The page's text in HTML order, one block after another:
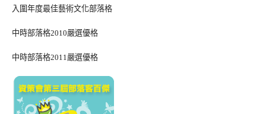
入圍年度最佳藝術文化部落格
中時部落格2010嚴選優格
中時部落格2011嚴選優格